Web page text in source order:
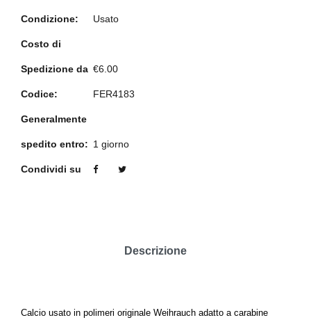
Condizione: Usato
Costo di
Spedizione da €6.00
Codice: FER4183
Generalmente
spedito entro: 1 giorno
Condividi su
Descrizione
Calcio usato in polimeri originale Weihrauch adatto a carabine